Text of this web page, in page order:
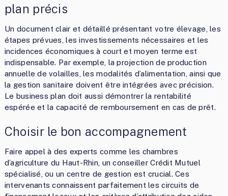
plan précis
Un document clair et détaillé présentant votre élevage, les
étapes prévues, les investissements nécessaires et les
incidences économiques à court et moyen terme est
indispensable. Par exemple, la projection de production
annuelle de volailles, les modalités d’alimentation, ainsi que
la gestion sanitaire doivent être intégrées avec précision.
Le business plan doit aussi démontrer la rentabilité
espérée et la capacité de remboursement en cas de prêt.
Choisir le bon accompagnement
Faire appel à des experts comme les chambres
d’agriculture du Haut-Rhin, un conseiller Crédit Mutuel
spécialisé, ou un centre de gestion est crucial. Ces
intervenants connaissent parfaitement les circuits de